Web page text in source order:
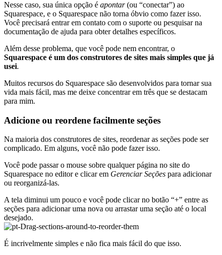
Nesse caso, sua única opção é apontar(ou “conectar”) ao
Squarespace, e o Squarespace não torna óbvio como fazer isso.
Você precisará entrar em contato com o suporte ou pesquisar na
documentação de ajuda para obter detalhes específicos.
Além desse problema, que você pode nem encontrar, o
Squarespace é um dos construtores de sites mais simples que já
usei.
Muitos recursos do Squarespace são desenvolvidos para tornar sua
vida mais fácil, mas me deixe concentrar em três que se destacam
para mim.
Adicione ou reordene facilmente seções
Na maioria dos construtores de sites, reordenar as seções pode ser
complicado. Em alguns, você não pode fazer isso.
Você pode passar o mouse sobre qualquer página no site do
Squarespace no editor e clicar em Gerenciar Seções para adicionar
ou reorganizá-las.
A tela diminui um pouco e você pode clicar no botão “+” entre as
seções para adicionar uma nova ou arrastar uma seção até o local
desejado.
É incrivelmente simples e não fica mais fácil do que isso.